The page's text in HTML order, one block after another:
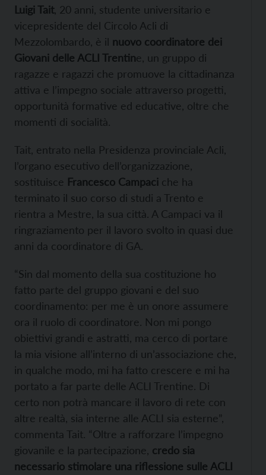
Luigi Tait, 20 anni, studente universitario e
vicepresidente del Circolo Acli di
Mezzolombardo, è il nuovo coordinatore dei
Giovani delle ACLI Trentine, un gruppo di
ragazze e ragazzi che promuove la cittadinanza
attiva e l’impegno sociale attraverso progetti,
opportunità formative ed educative, oltre che
momenti di socialità.
Tait, entrato nella Presidenza provinciale Acli,
l’organo esecutivo dell’organizzazione,
sostituisce Francesco Campaci che ha
terminato il suo corso di studi a Trento e
rientra a Mestre, la sua città. A Campaci va il
ringraziamento per il lavoro svolto in quasi due
anni da coordinatore di GA.
“Sin dal momento della sua costituzione ho
fatto parte del gruppo giovani e del suo
coordinamento: per me è un onore assumere
ora il ruolo di coordinatore. Non mi pongo
obiettivi grandi e astratti, ma cerco di portare
la mia visione all’interno di un’associazione che,
in qualche modo, mi ha fatto crescere e mi ha
portato a far parte delle ACLI Trentine. Di
certo non potrà mancare il lavoro di rete con
altre realtà, sia interne alle ACLI sia esterne”,
commenta Tait. “Oltre a rafforzare l’impegno
giovanile e la partecipazione, credo sia
necessario stimolare una riflessione sulle ACLI